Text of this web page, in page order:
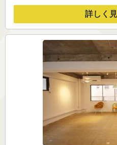
詳しく